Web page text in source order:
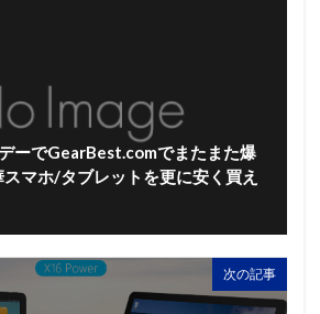
ーでGearBest.comでまたまた爆
マホ/タブレットを更に安く買え
次の記事